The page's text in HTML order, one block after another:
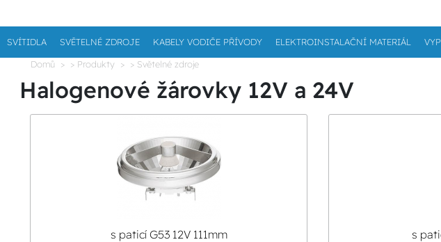
SVÍTIDLA SVĚTELNÉ ZDROJE KABELY VODIČE PŘÍVODY ELEKTROINSTALAČNÍ MATERIÁL
Domů > Produkty > Světelné zdroje
Halogenové žárovky 12V a 24V
s paticí G53 12V 111mm s